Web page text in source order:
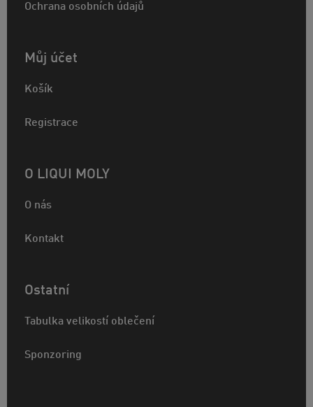
Ochrana osobních údajů
Můj účet
Košík
Registrace
O LIQUI MOLY
O nás
Kontakt
Ostatní
Tabulka velikostí oblečení
Sponzoring